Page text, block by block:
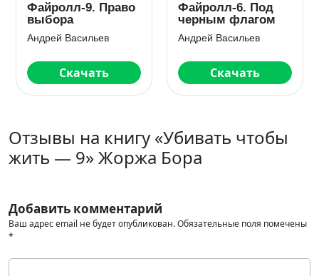
Файролл-9. Право
выбора
Андрей Васильев
Скачать
Файролл-6. Под
черным флагом
Андрей Васильев
Скачать
Отзывы на книгу «Убивать чтобы
жить — 9» Жоржа Бора
Добавить комментарий
Ваш адрес email не будет опубликован.Обязательные поля помечены
*